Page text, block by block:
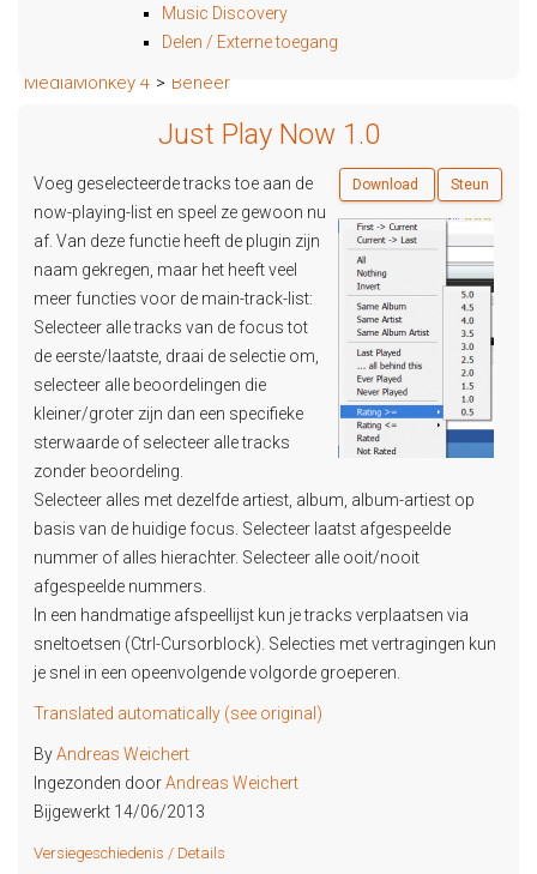
MediaMonkey 4 > Beheer
Just Play Now 1.0
Download Steun
Voeg geselecteerde tracks toe aan de
now-playing-list en speel ze gewoon nu
af. Van deze functie heeft de plugin zijn
naam gekregen, maar het heeft veel
meer functies voor de main-track-list:
Selecteer alle tracks van de focus tot
de eerste/laatste, draai de selectie om,
selecteer alle beoordelingen die
kleiner/groter zijn dan een specifieke
sterwaarde of selecteer alle tracks
zonder beoordeling.
Selecteer alles met dezelfde artiest, album, album-artiest op
basis van de huidige focus. Selecteer laatst afgespeelde
nummer of alles hierachter. Selecteer alle ooit/nooit
afgespeelde nummers.
In een handmatige afspeellijst kun je tracks verplaatsen via
sneltoetsen (Ctrl-Cursorblock). Selecties met vertragingen kun
je snel in een opeenvolgende volgorde groeperen.
Translated automatically (see original)
ByAndreas Weichert
Ingezonden doorAndreas Weichert
Bijgewerkt 14/06/2013
Versiegeschiedenis / Details
Music Discovery
Delen / Externe toegang